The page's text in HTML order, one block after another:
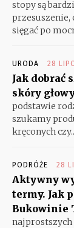
stopy są
sięgać po
URODA 28
Jak dobrać
skóry
podstawie
szukamy
kręconych
PODRÓŻE 28
Aktywny
termy. Jak
Bukowinie
najprostszych